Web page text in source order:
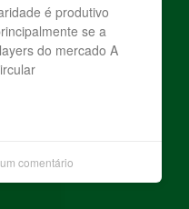
é produtivo
se a
do mercado A
comentário